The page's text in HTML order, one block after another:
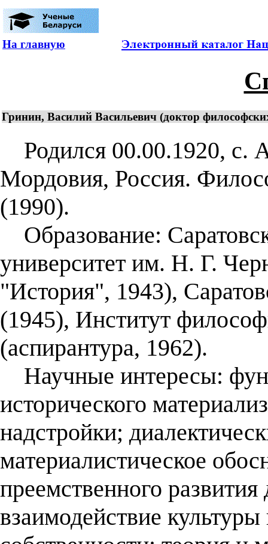
На главную
Гринин, Василий Васильевич (доктор
Родился 00.00.1920, с.
Мордовия, Россия.
(1990).
Образование:
университет им. Н. Г.
"История", 1943),
(1945), Институт
(аспирантура, 1962).
Научные интересы:
исторического
надстройки;
материалистическое
преемственного
взаимодействие